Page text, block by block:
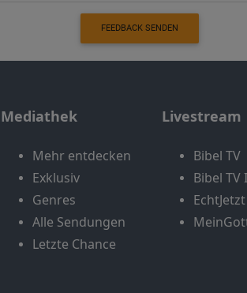
FEEDBACK SENDEN
Mediathek
Mehr entdecken
Exklusiv
Genres
Alle Sendungen
Letzte Chance
Livestream
Bibel TV
Bibel TV
EchtJetzt